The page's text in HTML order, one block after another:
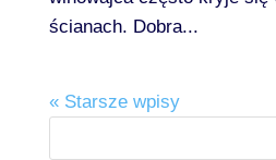
ścianach. Dobra...
« Starsze wpisy